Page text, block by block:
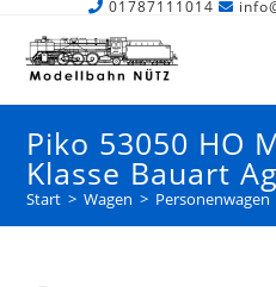
01787111014
Piko 53050 HO
Klasse Bauart
Start > Wagen > Personenwagen